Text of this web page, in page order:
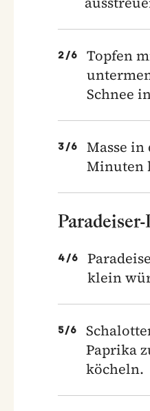
2/6
Topfen
Schnee
3/6
Masse
Minuten
4/6
klein
5/6
Paprika
köcheln.